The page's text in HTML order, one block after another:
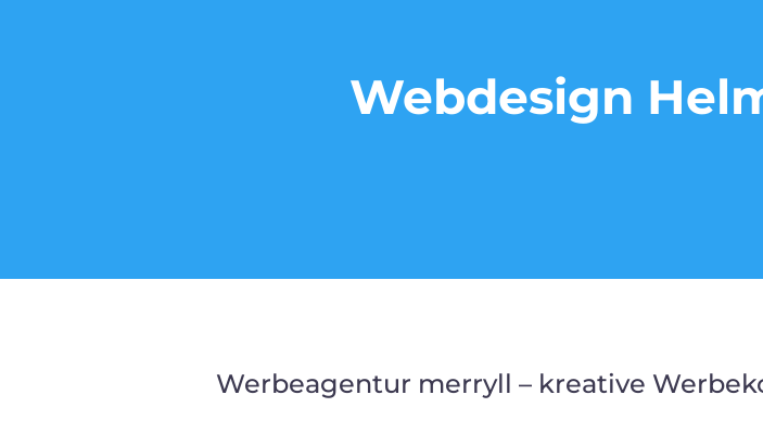
Webdesign
Werbeagentur merryll – kreative